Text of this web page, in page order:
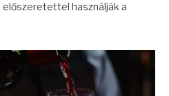
előszeretettel használják a